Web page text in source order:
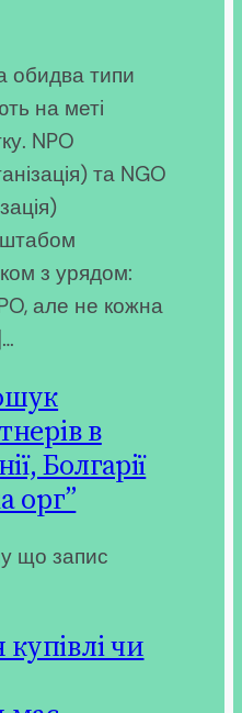
обидва типи
на меті
NPO
та NGO
з урядом:
але не кожна
в
Болгарії
орг”
що запис
купівлі чи